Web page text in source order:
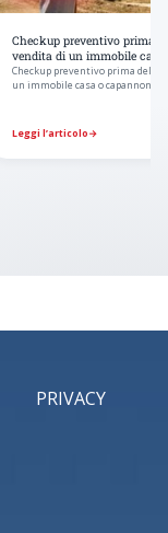
Checkup preventivo prima
vendita di un immobile
Checkup preventivo prima
un immobile casa o capannone
Leggi l’articolo→
PRIVACY